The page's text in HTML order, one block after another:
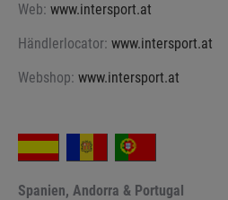
Web: www.intersport.at
Händlerlocator: www.intersport.at
Webshop: www.intersport.at
Spanien, Andorra & Portugal